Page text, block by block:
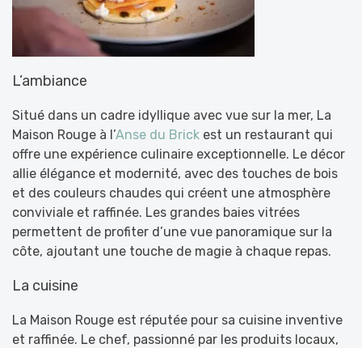
L’ambiance
Situé dans un cadre idyllique avec vue sur la mer, La
Maison Rouge à l’Anse du Brick est un restaurant qui
offre une expérience culinaire exceptionnelle. Le décor
allie élégance et modernité, avec des touches de bois
et des couleurs chaudes qui créent une atmosphère
conviviale et raffinée. Les grandes baies vitrées
permettent de profiter d’une vue panoramique sur la
côte, ajoutant une touche de magie à chaque repas.
La cuisine
La Maison Rouge est réputée pour sa cuisine inventive
et raffinée. Le chef, passionné par les produits locaux,